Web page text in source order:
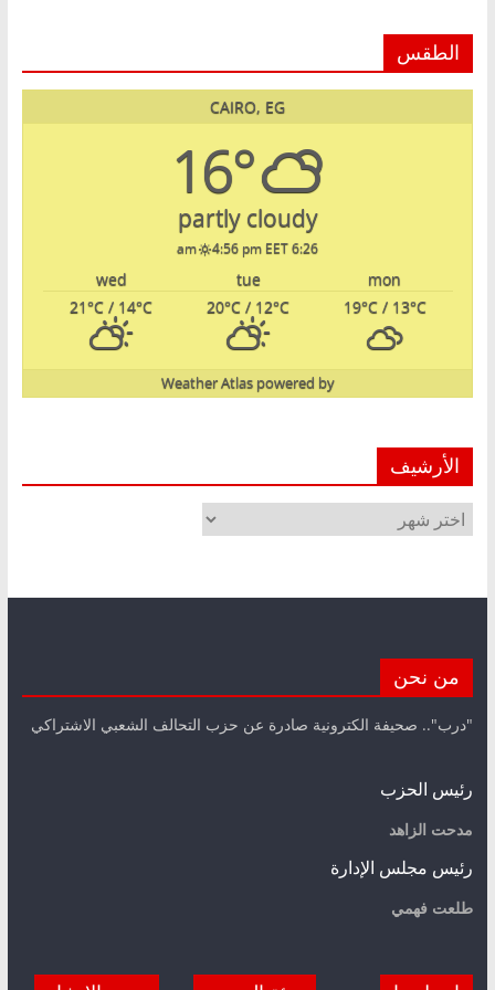
الطقس
CAIRO, EG
16°
partly cloudy
6:26 am
4:56 pm EET
mon
tue
wed
19°C/ 13°C
20°C / 12°C
21°C / 14°C
powered by
Weather Atlas
الأرشيف
الأرشيف
من نحن
"درب".. صحيفة الكترونية صادرة عن حزب التحالف الشعبي الاشتراكي
رئيس الحزب
مدحت الزاهد
رئيس مجلس الإدارة
طلعت فهمي